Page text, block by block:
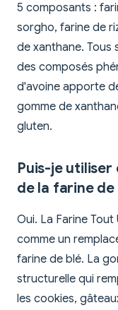
5 composants :
sorgho, farine de
de xanthane.
des composés
d'avoine apporte
gomme de
gluten.
Puis-je utiliser
de la farine de
Oui. La Farine
comme un
farine de blé. La
structurelle qui
les cookies,